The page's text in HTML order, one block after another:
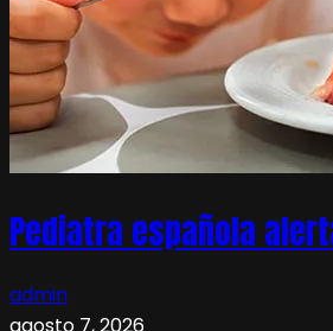
Pediatra española
admin